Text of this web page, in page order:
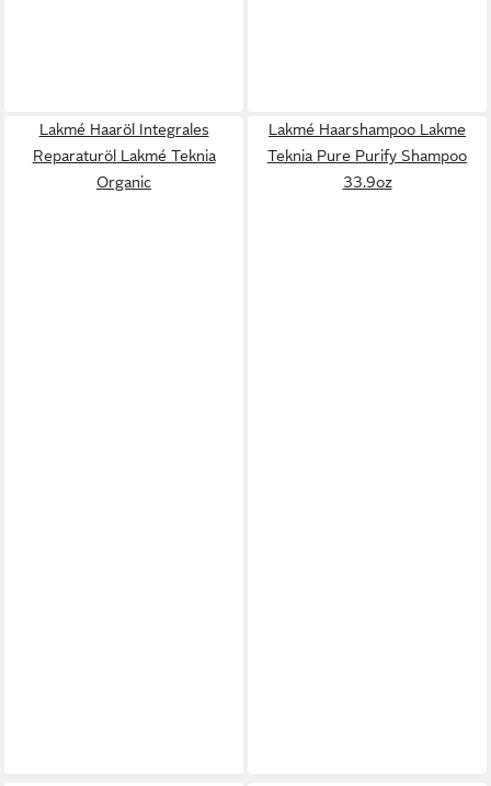
Lakmé Haaröl Integrales
Reparaturöl Lakmé Teknia
Organic
Lakmé Haarshampoo Lakme
Teknia Pure Purify Shampoo
33.9oz